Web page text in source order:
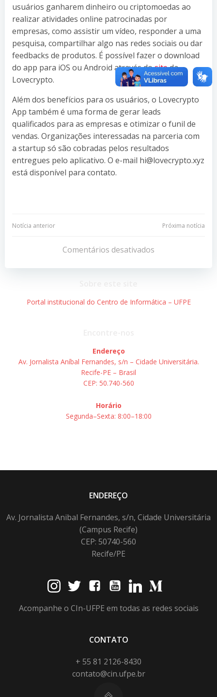
usuários ganharem dinheiro ou criptomoedas ao
realizar atividades online patrocinadas por
empresas, como assistir um vídeo, responder a uma
pesquisa, compartilhar algo nas redes sociais ou dar
feedbacks de produtos. É possível fazer o download
do app para iOS ou Android através dositeda
Lovecrypto.
Além dos benefícios para os usuários, o Lovecrypto
App também é uma forma de gerar leads
qualificados para as empresas e otimizar o funil de
vendas. Organizações interessadas na parceria com
a startup só são cobradas pelos resultados
entregues pelo aplicativo. O e-mail hi@lovecrypto.xyz
está disponível para contato.
Navegação
Post
Notícia anterior
Navegação
de
Post
Próxima notícia
Comentários desativados
Portal institucional do Centro de Informática – UFPE
Endereço
Av. Jornalista Aníbal Fernandes, s/n – Cidade Universitária.
Recife-PE – Brasil
CEP: 50.740-560
Horário
Segunda–Sexta: 8:00–18:00
ENDEREÇO
Av. Jornalista Anibal Fernandes, s/n, Cidade Universitária
(Campus Recife)
CEP: 50740-560
Recife/PE
Acompanhe o CIn-UFPE em todas as redes sociais
CONTATO
+ 55 81 2126-8430
contato@cin.ufpe.br